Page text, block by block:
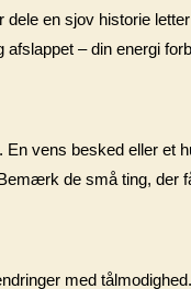
dele en sjov historie
– din energi
vens besked eller
de små ting, der
med